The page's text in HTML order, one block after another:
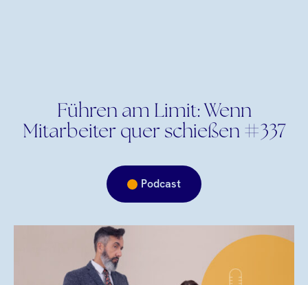
Führen am Limit: Wenn
Mitarbeiter quer schießen #337
Podcast